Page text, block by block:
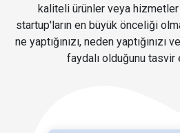
kaliteli ürünler veya hizmetler
startup'ların en büyük önceliği
ne yaptığınızı, neden yaptığınızı
faydalı olduğunu tasvir